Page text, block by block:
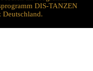
DIS-TANZEN
Deutschland.